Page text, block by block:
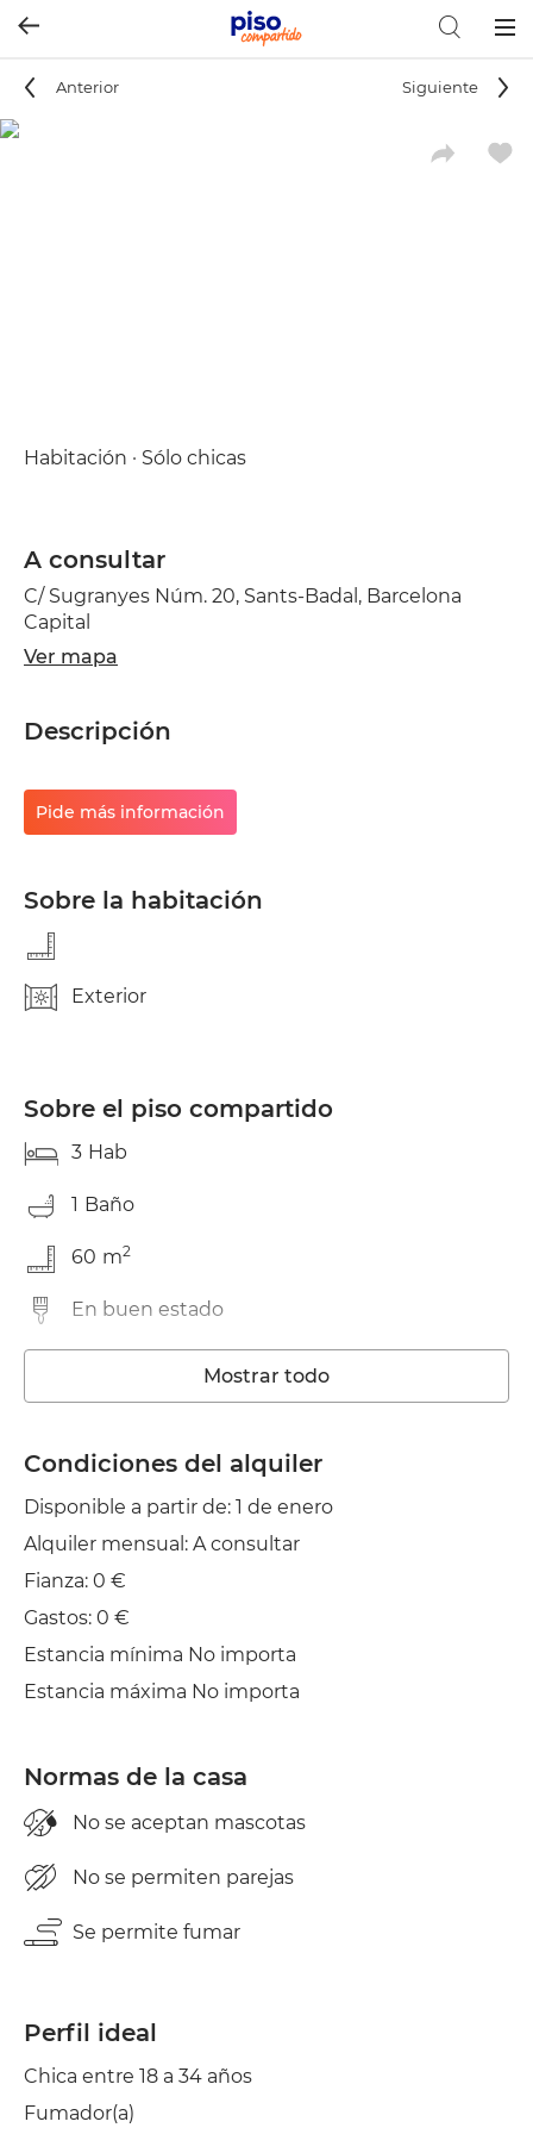
Anterior Siguiente
Habitación · Sólo chicas
A consultar
C/ Sugranyes Núm. 20, Sants-Badal, Barcelona
Capital
Ver mapa
Descripción
Pide más información
Sobre la habitación
Exterior
Sobre el piso compartido
3 Hab
1 Baño
60 m2
En buen estado
Balcón
Tendedero
Mostrar todo
Condiciones del alquiler
Disponible a partir de: 1 de enero
Alquiler mensual: A consultar
Fianza: 0 €
Gastos: 0 €
Estancia mínima No importa
Estancia máxima No importa
Normas de la casa
No se aceptan mascotas
No se permiten parejas
Se permite fumar
Perfil ideal
Chica entre 18 a 34 años
Fumador(a)